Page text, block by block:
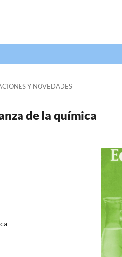
Y NOVEDADES
de la química